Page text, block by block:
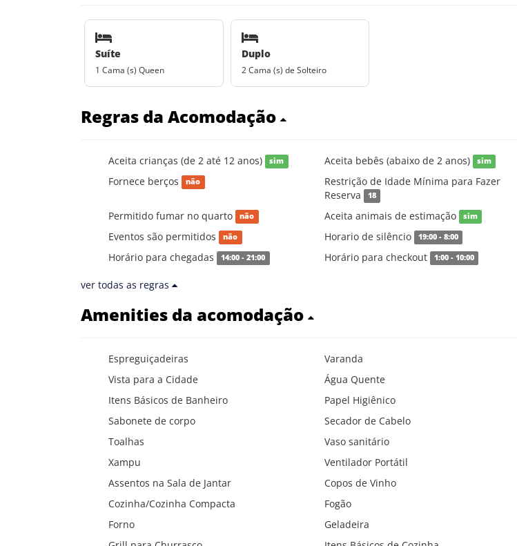
Suíte
1 Cama (s) Queen
Duplo
2 Cama (s) de Solteiro
Regras da Acomodação
Aceita crianças (de 2 até 12 anos) sim Aceita bebês (abaixo de 2 anos) sim
Fornece berços não
Restrição de Idade Mínima para Fazer
Reserva
18
Permitido fumar no quarto não Aceita animais de estimação sim
Eventos são permitidos não Horario de silêncio 19:00 - 8:00
Horário para chegadas 14:00 - 21:00 Horário para checkout 1:00 - 10:00
ver todas as regras
Amenities da acomodação
Espreguiçadeiras
Varanda
Vista para a Cidade
Água Quente
Itens Básicos de Banheiro
Papel Higiênico
Sabonete de corpo
Secador de Cabelo
Toalhas
Vaso sanitário
Xampu
Ventilador Portátil
Assentos na Sala de Jantar
Copos de Vinho
Cozinha/Cozinha Compacta
Fogão
Forno
Geladeira